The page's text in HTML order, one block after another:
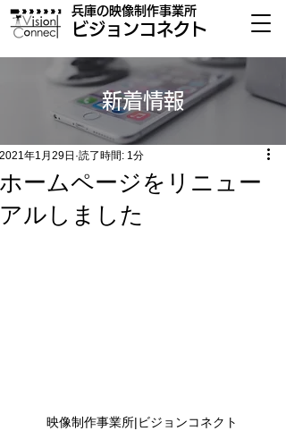
兵庫の​映像制作事業所
​ビジョンコネクト
​新着情報
ホームページをリニュー
アルしました
2021年1月29日 読了時間: 1分
映像制作事業所|ビジョンコネクト